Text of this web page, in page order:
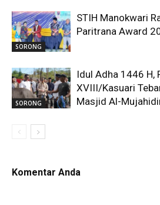
SORONG
STIH Manokwari
Paritrana Award
SORONG
Idul Adha 1446 H,
XVIII/Kasuari
Masjid Al-
Komentar Anda